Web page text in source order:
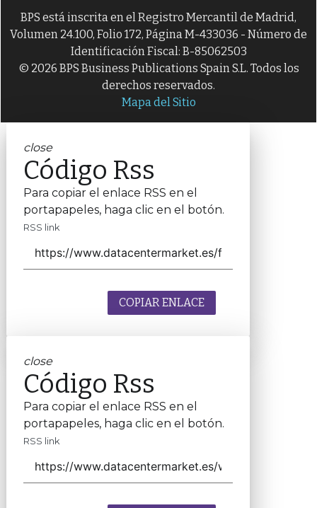
BPS está inscrita en el Registro Mercantil de Madrid,
Volumen 24.100, Folio 172, Página M-433036 - Número de
Identificación Fiscal: B-85062503
© 2026 BPS Business Publications Spain S.L. Todos los
derechos reservados.
Mapa del Sitio
close
Código Rss
Para copiar el enlace RSS en el
portapapeles, haga clic en el botón.
RSS link
COPIAR ENLACE
close
Código Rss
Para copiar el enlace RSS en el
portapapeles, haga clic en el botón.
RSS link